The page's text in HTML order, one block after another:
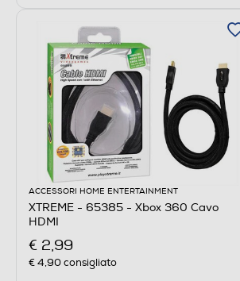
ACCESSORI HOME ENTERTAINMENT
XTREME - 65385 - Xbox 360 Cavo
HDMI
€ 2,99
€ 4,90consigliato